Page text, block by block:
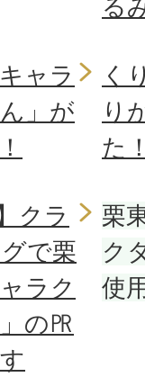
る
ャラ
」が
く
り
た
クラ
で栗
ラク
の㏚
栗
ク
使